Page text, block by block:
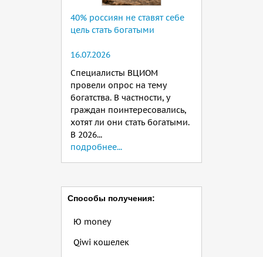
40% россиян не ставят себе
цель стать богатыми
16.07.2026
Специалисты ВЦИОМ
провели опрос на тему
богатства. В частности, у
граждан поинтересовались,
хотят ли они стать богатыми.
В 2026...
подробнее...
Способы получения:
Ю money
Qiwi кошелек